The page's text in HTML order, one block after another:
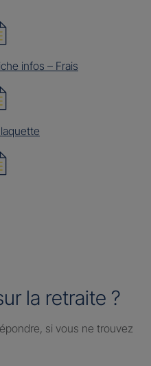
infos – Frais
la retraite ?
si vous ne trouvez